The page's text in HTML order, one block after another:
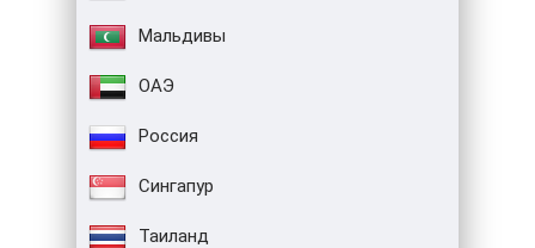
Мальдивы
ОАЭ
Россия
Сингапур
Таиланд